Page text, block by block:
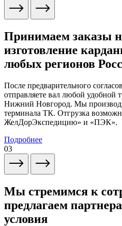
Принимаем заказы
изготовление
любых регионов
После предварительного
отправляете вал любой удобной
Нижний Новгород. Мы
терминала ТК. Отгрузка
ЖелДорЭкспедицию» и «ПЭК».
Подробнее
03
Мы стремимся к
предлагаем
условия